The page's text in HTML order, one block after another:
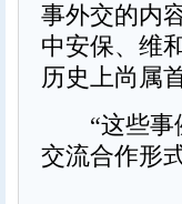
事外交的内
中安保、维
历史上尚属
“这些事例
交流合作形